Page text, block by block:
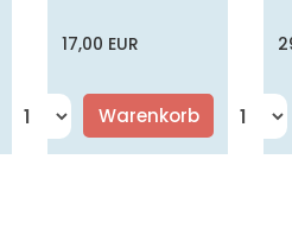
17,00 EUR
Warenkorb